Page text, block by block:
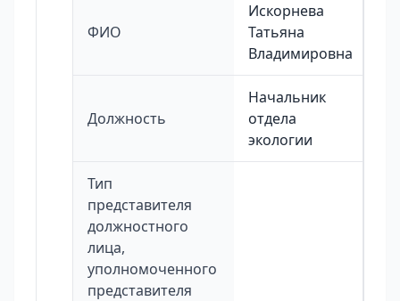
ФИО
Искорнева
Татьяна
Владимировна
Должность
Начальник
отдела
экологии
Тип
представителя
должностного
лица,
уполномоченного
представителя